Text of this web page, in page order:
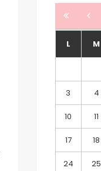
L M
3 4
10 11
17 18
24 25